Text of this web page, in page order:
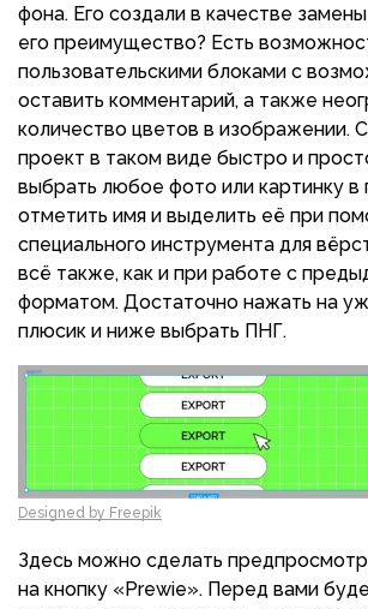
фона. Его создали в качестве
его преимущество? Есть
пользовательскими блоками с
оставить комментарий, а также
количество цветов в изображении.
проект в таком виде быстро и
выбрать любое фото или картинку в
отметить имя и выделить её при
специального инструмента для
всё также, как и при работе с
форматом. Достаточно нажать на
плюсик и ниже выбрать ПНГ.
Designed by Freepik
Здесь можно сделать
на кнопку «Prewie». Перед вами